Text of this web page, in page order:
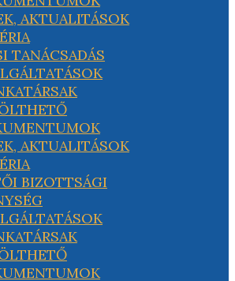
AKTUALITÁSOK
TANÁCSADÁS
AKTUALITÁSOK
BIZOTTSÁGI